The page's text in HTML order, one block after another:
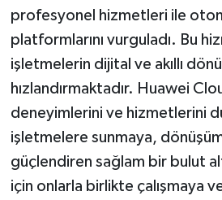
profesyonel hizmetleri ile
platformlarını vurguladı. Bu
işletmelerin dijital ve akıllı
hızlandırmaktadır. Huawei
deneyimlerini ve hizmetlerini
işletmelere sunmaya,
güçlendiren sağlam bir bulut
için onlarla birlikte çalışmaya